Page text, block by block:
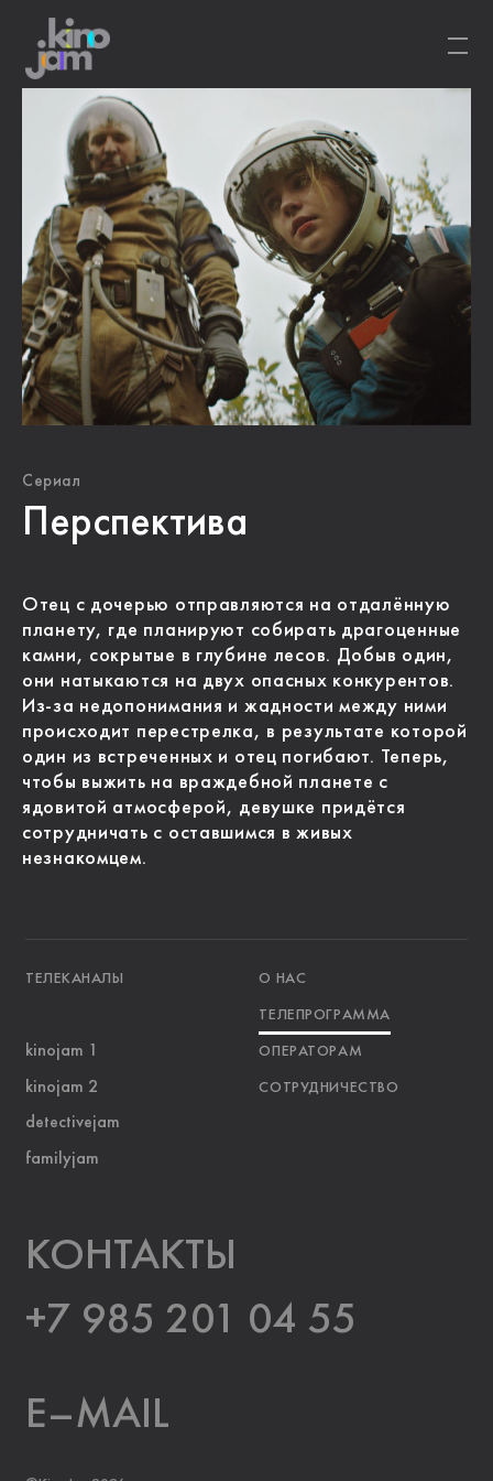
Сериал
Перспектива
Отец с дочерью отправляются на отдалённую
планету, где планируют собирать драгоценные
камни, сокрытые в глубине лесов. Добыв один,
они натыкаются на двух опасных конкурентов.
Из-за недопонимания и жадности между ними
происходит перестрелка, в результате которой
один из встреченных и отец погибают. Теперь,
чтобы выжить на враждебной планете с
ядовитой атмосферой, девушке придётся
сотрудничать с оставшимся в живых
незнакомцем.
ТЕЛЕКАНАЛЫ О НАС
ТЕЛЕПРОГРАММА
ОПЕРАТОРАМ
СОТРУДНИЧЕСТВО
kinojam 1
kinojam 2
detectivejam
familyjam
KOНТАКТЫ
E–MAIL
+7 985 201 04 55